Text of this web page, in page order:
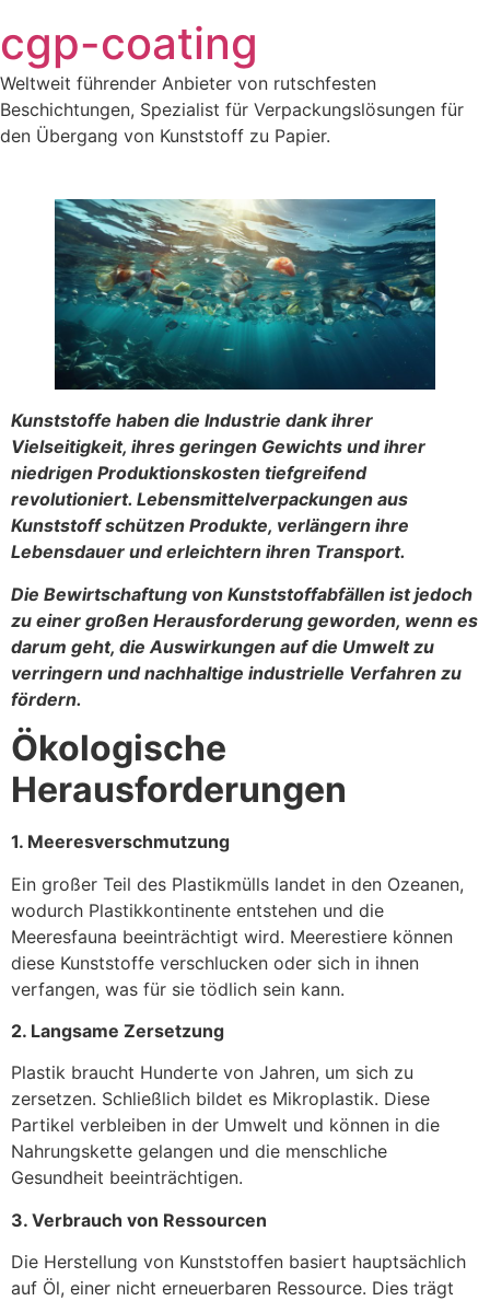
Inhalt
springen
cgp-coating
Weltweit führender Anbieter von rutschfesten
Beschichtungen, Spezialist für Verpackungslösungen für
den Übergang von Kunststoff zu Papier.
Kunststoffe haben die Industrie dank ihrer
Vielseitigkeit, ihres geringen Gewichts und ihrer
niedrigen Produktionskosten tiefgreifend
revolutioniert. Lebensmittelverpackungen aus
Kunststoff schützen Produkte, verlängern ihre
Lebensdauer und erleichtern ihren Transport.
Die Bewirtschaftung von Kunststoffabfällen ist jedoch
zu einer großen Herausforderung geworden, wenn es
darum geht, die Auswirkungen auf die Umwelt zu
verringern und nachhaltige industrielle Verfahren zu
fördern.
Ökologische
Herausforderungen
1. Meeresverschmutzung
Ein großer Teil des Plastikmülls landet in den Ozeanen,
wodurch Plastikkontinente entstehen und die
Meeresfauna beeinträchtigt wird. Meerestiere können
diese Kunststoffe verschlucken oder sich in ihnen
verfangen, was für sie tödlich sein kann.
2. Langsame Zersetzung
Plastik braucht Hunderte von Jahren, um sich zu
zersetzen. Schließlich bildet es Mikroplastik. Diese
Partikel verbleiben in der Umwelt und können in die
Nahrungskette gelangen und die menschliche
Gesundheit beeinträchtigen.
3. Verbrauch von Ressourcen
Die Herstellung von Kunststoffen basiert hauptsächlich
auf Öl, einer nicht erneuerbaren Ressource. Dies trägt